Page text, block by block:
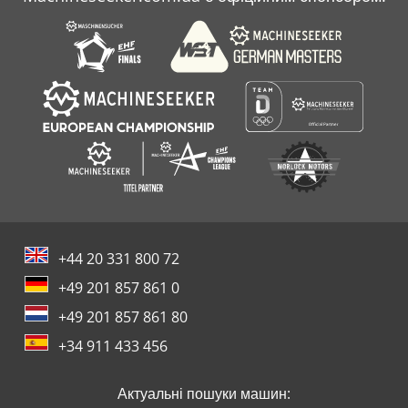
+44 20 331 800 72
+49 201 857 861 0
+49 201 857 861 80
+34 911 433 456
Актуальні пошуки машин: